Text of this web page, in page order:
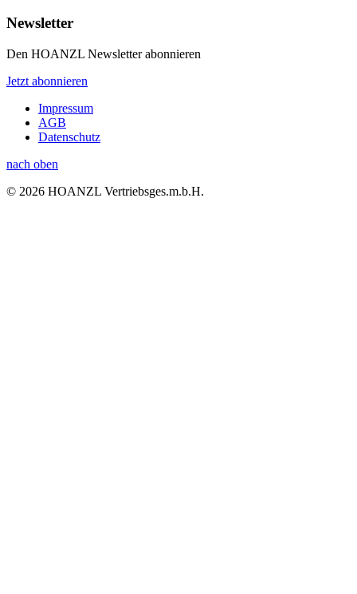
Newsletter
Den HOANZL Newsletter abonnieren
Jetzt abonnieren
Impressum
AGB
Datenschutz
nach oben
© 2026 HOANZL Vertriebsges.m.b.H.